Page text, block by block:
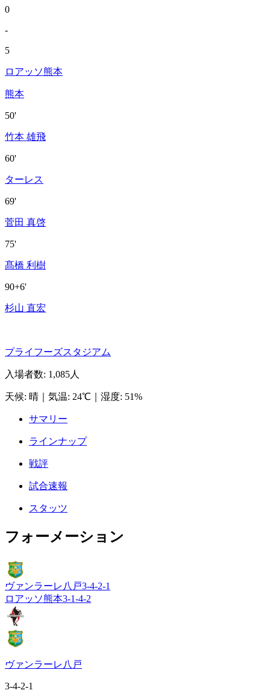
0
-
5
ロアッソ熊本
熊本
50'
竹本 雄飛
60'
ターレス
69'
菅田 真啓
75'
髙橋 利樹
90+6'
杉山 直宏
プライフーズスタジアム
入場者数: 1,085人
天候: 晴 気温: 24℃ 湿度: 51%
サマリー
ラインナップ
戦評
試合速報
スタッツ
フォーメーション
ヴァンラーレ八戸3-4-2-1
ロアッソ熊本3-1-4-2
ヴァンラーレ八戸
3-4-2-1